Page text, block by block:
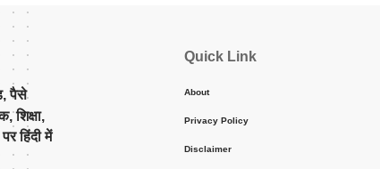
पैसे
शिक्षा,
हिंदी में
Quick Link
About
Privacy Policy
Disclaimer